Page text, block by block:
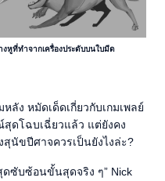
หูที่ทำจากเครื่องประดับบนใบมีด
ลัง หมัดเด็ดเกี่ยวกับเกมเพลย์
ดโฉบเฉี่ยวแล้ว แต่ยังคง
สุนัขปีศาจควรเป็นยังไงล่ะ?
ดซับซ้อนขั้นสุดจริง ๆ” Nick